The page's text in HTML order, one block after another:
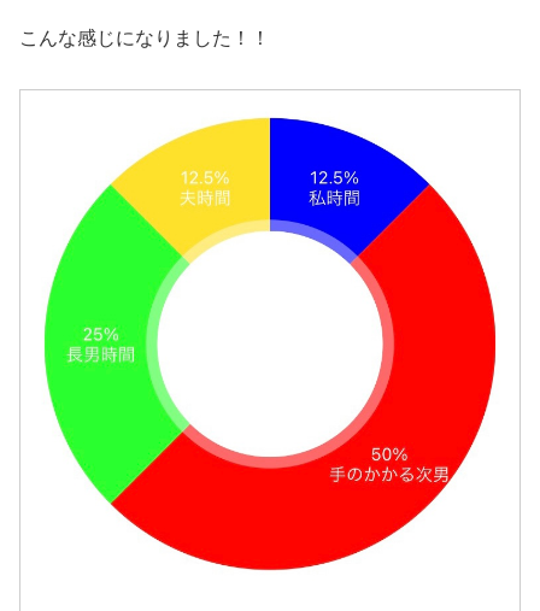
こんな感じになりました！！